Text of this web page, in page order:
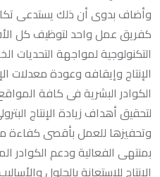
وأضاف بدوى أن ذلك يستدعى
كفريق عمل واحد لتوظيف كل
التكنولوجية لمواجهة التحديات
الإنتاج وإيقافه وعودة معدلات
الكوادر البشرية فى كافة
لتحقيق أهداف زيادة الإنتاج
وتحفيزها للعمل بأقصى كفاءة
بمنتهى الفعالية ودعم
الإنتاج للاستعانة بالحلول